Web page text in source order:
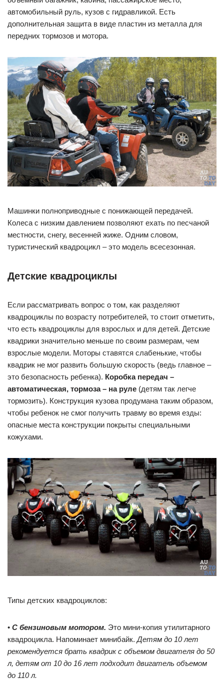
автомобильный руль, кузов с гидравликой. Есть
дополнительная защита в виде пластин из металла для
передних тормозов и мотора.
Машинки полноприводные с понижающей передачей.
Колеса с низким давлением позволяют ехать по песчаной
местности, снегу, весенней жиже. Одним словом,
туристический квадроцикл – это модель всесезонная.
Детские квадроциклы
Если рассматривать вопрос о том, как разделяют
квадроциклы по возрасту потребителей, то стоит отметить,
что есть квадроциклы для взрослых и для детей. Детские
квадрики значительно меньше по своим размерам, чем
взрослые модели. Моторы ставятся слабенькие, чтобы
квадрик не мог развить большую скорость (ведь главное –
это безопасность ребенка). Коробка передач –
автоматическая, тормоза – на руле (детям так легче
тормозить). Конструкция кузова продумана таким образом,
чтобы ребенок не смог получить травму во время езды:
опасные места конструкции покрыты специальными
кожухами.
Типы детских квадроциклов:
• С бензиновым мотором. Это мини-копия утилитарного
квадроцикла. Напоминает минибайк. Детям до 10 лет
рекомендуется брать квадрик с объемом двигателя до 50
л, детям от 10 до 16 лет подходит двигатель объемом
до 110 л.